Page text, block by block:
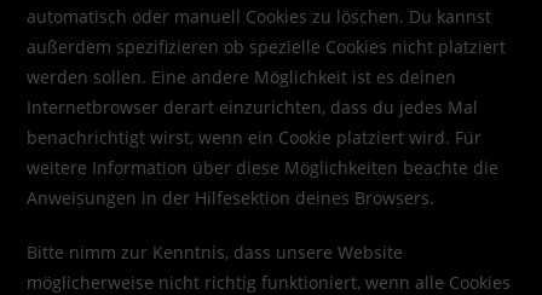
automatisch oder manuell Cookies zu löschen. Du kannst
außerdem spezifizieren ob spezielle Cookies nicht platziert
werden sollen. Eine andere Möglichkeit ist es deinen
Internetbrowser derart einzurichten, dass du jedes Mal
benachrichtigt wirst, wenn ein Cookie platziert wird. Für
weitere Information über diese Möglichkeiten beachte die
Anweisungen in der Hilfesektion deines Browsers.
Bitte nimm zur Kenntnis, dass unsere Website
möglicherweise nicht richtig funktioniert, wenn alle Cookies